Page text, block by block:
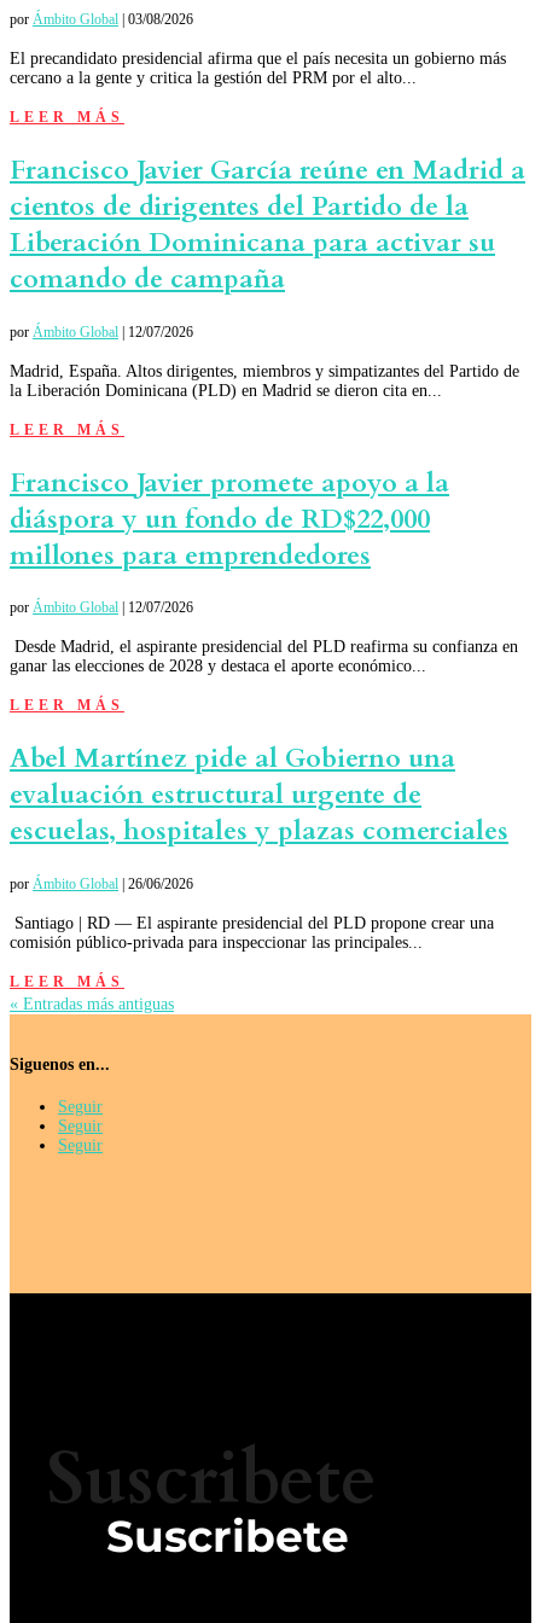
por Ámbito Global 03/08/2026
El precandidato presidencial afirma que el país necesita un gobierno más
cercano a la gente y critica la gestión del PRM por el alto...
LEER MÁS
Francisco Javier García reúne en Madrid a
cientos de dirigentes del Partido de la
Liberación Dominicana para activar su
comando de campaña
por Ámbito Global | 12/07/2026
Madrid, España. Altos dirigentes, miembros y simpatizantes del Partido de
la Liberación Dominicana (PLD) en Madrid se dieron cita en...
LEER MÁS
Francisco Javier promete apoyo a la
diáspora y un fondo de RD$22,000
millones para emprendedores
por Ámbito Global 12/07/2026
Desde Madrid, el aspirante presidencial del PLD reafirma su confianza en
ganar las elecciones de 2028 y destaca el aporte económico...
LEER MÁS
Abel Martínez pide al Gobierno una
evaluación estructural urgente de
escuelas, hospitales y plazas comerciales
por Ámbito Global | 26/06/2026
Santiago | RD — El aspirante presidencial del PLD propone crear una
comisión público-privada para inspeccionar las principales...
LEER MÁS
« Entradas más antiguas
Siguenos en...
Seguir
Seguir
Seguir
Suscribete
Suscribete